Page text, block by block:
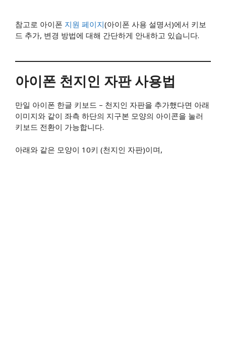
참고로 아이폰 지원 페이지(아이폰 사용 설명서)에서 키보
드 추가, 변경 방법에 대해 간단하게 안내하고 있습니다.
아이폰 천지인 자판 사용법
만일 아이폰 한글 키보드 – 천지인 자판을 추가했다면 아래
이미지와 같이 좌측 하단의 지구본 모양의 아이콘을 눌러
키보드 전환이 가능합니다.
아래와 같은 모양이 10키 (천지인 자판)이며,